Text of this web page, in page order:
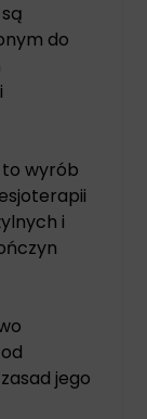
do
to wyrób
i
jego